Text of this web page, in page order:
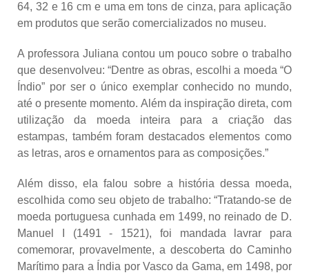
64, 32 e 16 cm e uma em tons de cinza, para aplicação
em produtos que serão comercializados no museu.
A professora Juliana contou um pouco sobre o trabalho
que desenvolveu: “Dentre as obras, escolhi a moeda “O
Índio” por ser o único exemplar conhecido no mundo,
até o presente momento. Além da inspiração direta, com
utilização da moeda inteira para a criação das
estampas, também foram destacados elementos como
as letras, aros e ornamentos para as composições.”
Além disso, ela falou sobre a história dessa moeda,
escolhida como seu objeto de trabalho: “Tratando-se de
moeda portuguesa cunhada em 1499, no reinado de D.
Manuel I (1491 - 1521), foi mandada lavrar para
comemorar, provavelmente, a descoberta do Caminho
Marítimo para a Índia por Vasco da Gama, em 1498, por